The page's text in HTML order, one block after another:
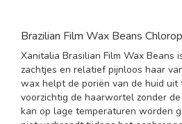
Brazilian Film Wax Beans
Xanitalia Brasilian Film Wax Beans
zachtjes en relatief pijnloos haar
wax helpt de poriën van de huid
voorzichtig de haarwortel zonder
kan op lage temperaturen worden